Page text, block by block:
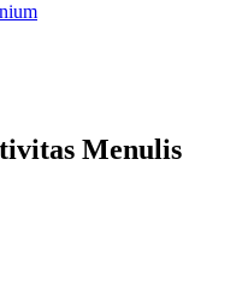
Menulis